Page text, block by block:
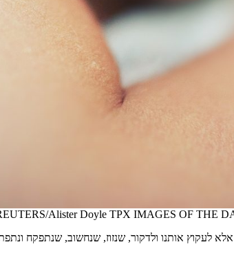
Alister Doyle TPX IMAGES OF THE
לעקוץ אותנו ולדקור, שנזוז, שנחשוב, שנתפקח